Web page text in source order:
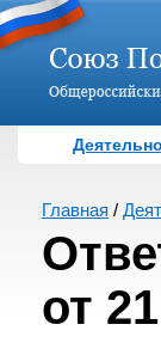
Главная /
от